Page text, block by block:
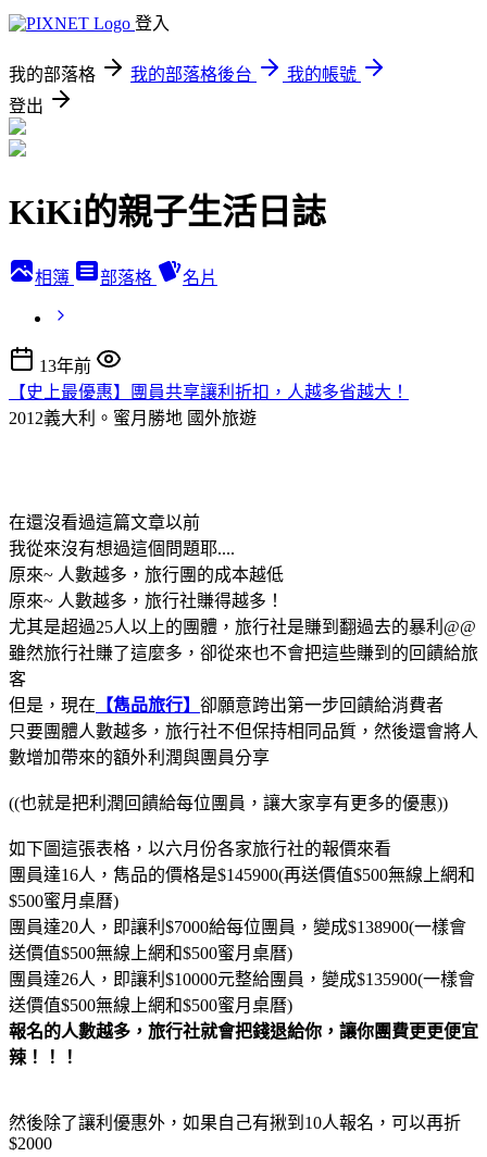
登入
我的部落格 我的部落格後台
我的帳號
登出
KiKi的親子生活日誌
相簿 部落格 名片
13年前
【史上最優惠】團員共享讓利折扣，人越多省越大！
2012義大利。蜜月勝地 國外旅遊
在還沒看過這篇文章以前
我從來沒有想過這個問題耶....
原來~ 人數越多，旅行團的成本越低
原來~ 人數越多，旅行社賺得越多！
尤其是超過25人以上的團體，旅行社是賺到翻過去的暴利@@
雖然旅行社賺了這麼多，卻從來也不會把這些賺到的回饋給旅
客
但是，現在 【雋品旅行】 卻願意跨出第一步回饋給消費者
只要團體人數越多，旅行社不但保持相同品質，然後還會將人
數增加帶來的額外利潤與團員分享
((也就是把利潤回饋給每位團員，讓大家享有更多的優惠))
如下圖這張表格，以六月份各家旅行社的報價來看
團員達16人，雋品的價格是$145900(再送價值$500無線上網和
$500蜜月桌曆)
團員達20人，即讓利$7000給每位團員，變成$138900(一樣會
送價值$500無線上網和$500蜜月桌曆)
團員達26人，即讓利$10000元整給團員，變成$135900(一樣會
送價值$500無線上網和$500蜜月桌曆)
報名的人數越多，旅行社就會把錢退給你，讓你團費更更便宜
辣！！！
然後除了讓利優惠外，如果自己有揪到10人報名，可以再折
$2000